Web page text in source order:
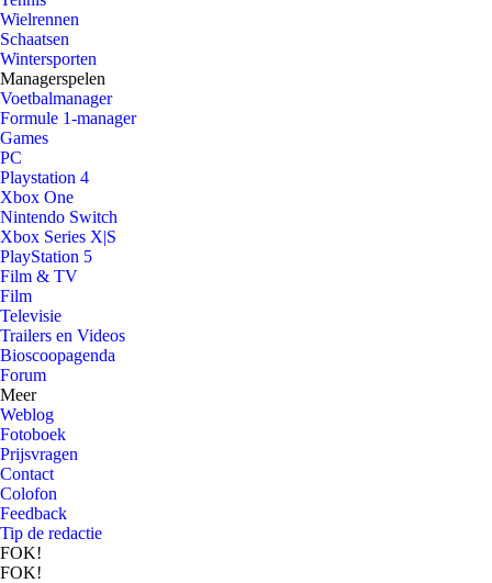
Wielrennen
Schaatsen
Wintersporten
Managerspelen
Voetbalmanager
Formule 1-manager
Games
PC
Playstation 4
Xbox One
Nintendo Switch
Xbox Series X|S
PlayStation 5
Film & TV
Film
Televisie
Trailers en Videos
Bioscoopagenda
Forum
Meer
Weblog
Fotoboek
Prijsvragen
Contact
Colofon
Feedback
Tip de redactie
FOK!
FOK!